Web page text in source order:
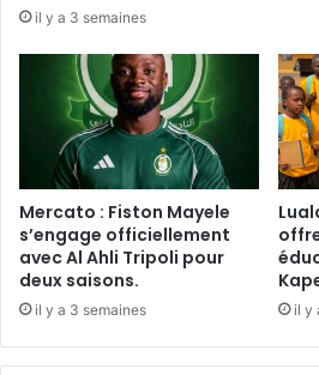
il y a 3 semaines
Mercato : Fiston Mayele
s’engage officiellement
avec Al Ahli Tripoli pour
deux saisons.
il y a 3 semaines il y